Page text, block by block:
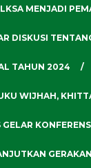
MENJADI
DISKUSI
TAHUN 2024
WIJHAH,
GELAR